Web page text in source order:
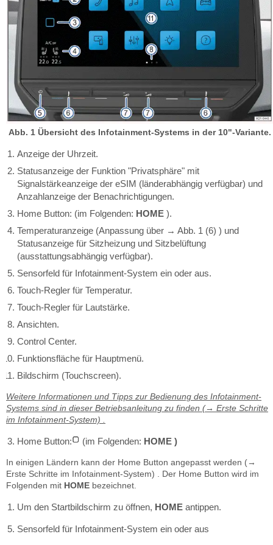
Abb. 1 Übersicht des Infotainment-Systems in der 10"-Variante.
Anzeige der Uhrzeit.
Statusanzeige der Funktion "Privatsphäre" mit
Signalstärkeanzeige der eSIM (länderabhängig verfügbar) und
Anzahlanzeige der Benachrichtigungen.
Home Button: (im Folgenden: HOME ).
Temperaturanzeige (Anpassung über → Abb. 1 (6) ) und
Statusanzeige für Sitzheizung und Sitzbelüftung
(ausstattungsabhängig verfügbar).
Sensorfeld für Infotainment-System ein oder aus.
Touch-Regler für Temperatur.
Touch-Regler für Lautstärke.
Ansichten.
Control Center.
Funktionsfläche für Hauptmenü.
Bildschirm (Touchscreen).
Weitere Informationen und Tipps zur Bedienung des Infotainment-
Systems sind in dieser Betriebsanleitung zu finden (→ Erste Schritte
im Infotainment-System) .
Home Button: (im Folgenden: HOME )
In einigen Ländern kann der Home Button angepasst werden (→
Erste Schritte im Infotainment-System) . Der Home Button wird im
Folgenden mit HOME bezeichnet.
Um den Startbildschirm zu öffnen, HOME antippen.
Sensorfeld für Infotainment-System ein oder aus